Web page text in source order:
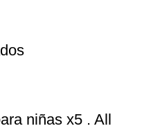
niñas x5 . All